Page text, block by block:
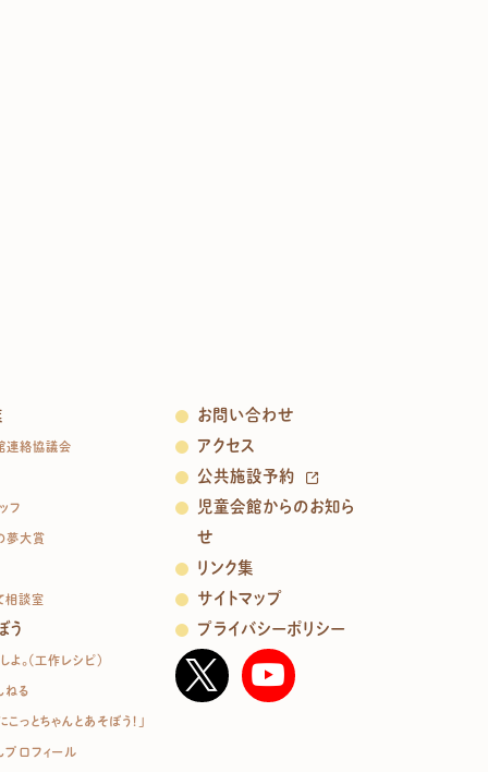
連絡協議会
フ
夢大賞
相談室
う
よ。（工作レシピ）
ねる
こっとちゃんとあそぼう！」
プロフィール
お問い合わせ
アクセス
公共施設予約
児童会館からのお知ら
せ
リンク集
サイトマップ
プライバシーポリシー